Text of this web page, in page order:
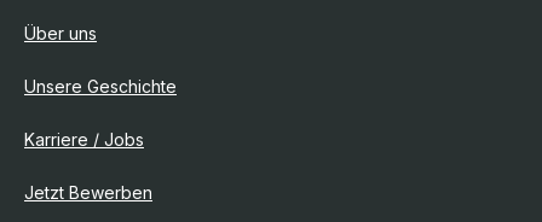
Über uns
Unsere Geschichte
Karriere / Jobs
Jetzt Bewerben